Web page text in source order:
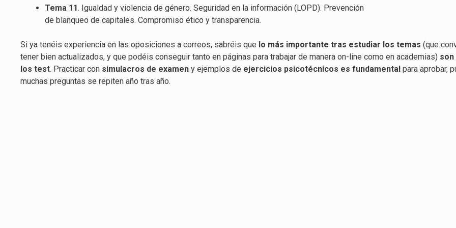
Tema 11. Igualdad y violencia de género. Seguridad en la información (LOPD). Prevención
de blanqueo de capitales. Compromiso ético y transparencia.
Si ya tenéis experiencia en las oposiciones a correos, sabréis que lo más importante tras estudiar los temas (que
tener bien actualizados, y que podéis conseguir tanto en páginas para trabajar de manera on-line como en academias) son
los test. Practicar con simulacros de examen y ejemplos de ejercicios psicotécnicos es fundamental para aprobar,
muchas preguntas se repiten año tras año.